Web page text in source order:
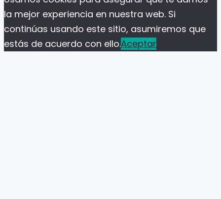
la mejor experiencia en nuestra web. Si
continúas usando este sitio, asumiremos que
estás de acuerdo con ello.Aceptar